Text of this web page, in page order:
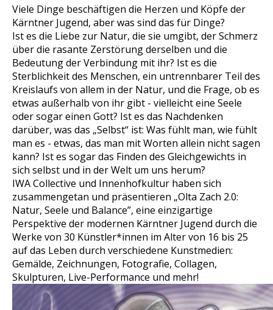
Viele Dinge beschäftigen die Herzen und Köpfe der
Kärntner Jugend, aber was sind das für Dinge?
Ist es die Liebe zur Natur, die sie umgibt, der Schmerz
über die rasante Zerstörung derselben und die
Bedeutung der Verbindung mit ihr? Ist es die
Sterblichkeit des Menschen, ein untrennbarer Teil des
Kreislaufs von allem in der Natur, und die Frage, ob es
etwas außerhalb von ihr gibt - vielleicht eine Seele
oder sogar einen Gott? Ist es das Nachdenken
darüber, was das „Selbst“ ist: Was fühlt man, wie fühlt
man es - etwas, das man mit Worten allein nicht sagen
kann? Ist es sogar das Finden des Gleichgewichts in
sich selbst und in der Welt um uns herum?
IWA Collective und Innenhofkultur haben sich
zusammengetan und präsentieren „Olta Zach 2.0:
Natur, Seele und Balance”, eine einzigartige
Perspektive der modernen Kärntner Jugend durch die
Werke von 30 Künstler*innen im Alter von 16 bis 25
auf das Leben durch verschiedene Kunstmedien:
Gemälde, Zeichnungen, Fotografie, Collagen,
Skulpturen, Live-Performance und mehr!